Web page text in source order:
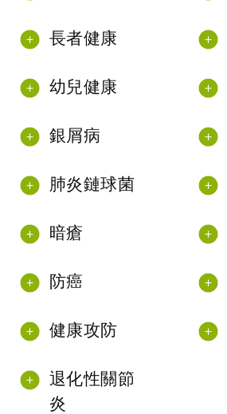
長者健康
幼兒健康
銀屑病
肺炎鏈球菌
暗瘡
防癌
健康攻防
退化性關節
炎